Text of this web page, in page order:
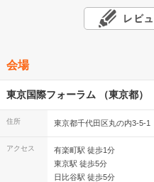
会場
東京国際フォーラム （東京都）
住所 東京都千代田区丸の内3-5-1
アクセス
有楽町駅 徒歩1分
東京駅 徒歩5分
日比谷駅 徒歩5分